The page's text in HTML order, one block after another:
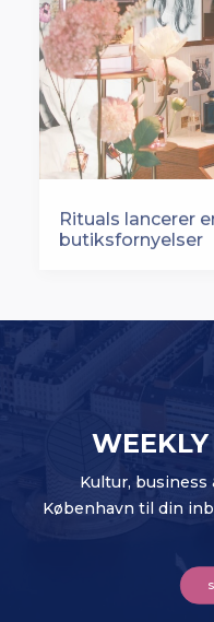
butiksfornyelser
WEEKLY
Kultur, business
København til din